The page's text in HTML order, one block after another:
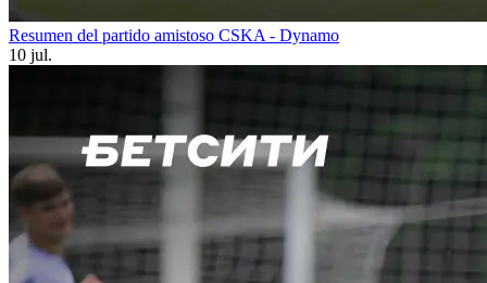
Resumen del partido amistoso CSKA - Dynamo
10 jul.